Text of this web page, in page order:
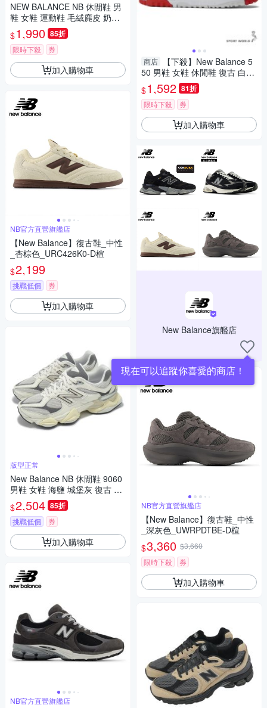
NEW BALANCE NB 休閒鞋 男
鞋 女鞋 運動鞋 毛絨麂皮 奶茶
綠 U471KAC-D楦
$1,990 85折
限時下殺 券
加入購物車
NB官方直營旗艦店
【New Balance】復古鞋_中性
_杏棕色_URC426K0-D楦
$2,199
挑戰低價 券
加入購物車
版型正常
New Balance NB 休閒鞋 9060
男鞋 女鞋 海鹽 城堡灰 復古 緩
震 運動鞋 NB U9060AGA-D
$2,504 85折
挑戰低價 券
加入購物車
NB官方直營旗艦店
商店
【下殺】New Balance 5
50 男鞋 女鞋 休閒鞋 復古 白紅
【運動世界】BB550VTB-D
$1,592 81折
限時下殺 券
加入購物車
New Balance旗艦店
現在可以追蹤你喜愛的商店！
NB官方直營旗艦店
【New Balance】復古鞋_中性
_深灰色_UWRPDTBE-D楦
$3,360 $3,660
限時下殺
券
加入購物車